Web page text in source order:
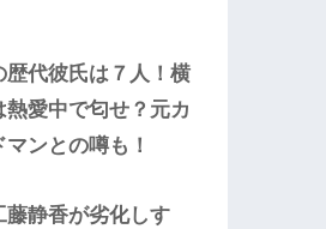
歴代彼氏は７人！横
熱愛中で匂せ？元カ
ンとの噂も！
藤静香が劣化しす